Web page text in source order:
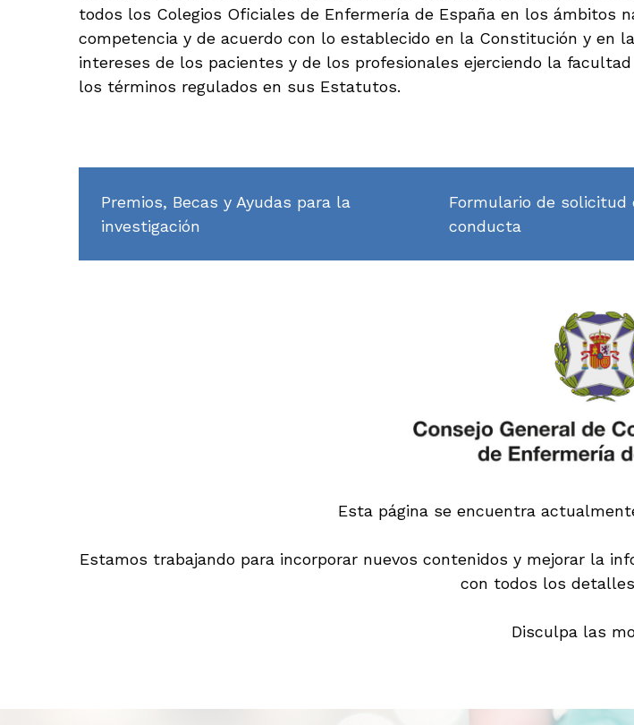
todos los Colegios Oficiales de Enfermería de España en los ámbitos
competencia y de acuerdo con lo establecido en la Constitución y en
intereses de los pacientes y de los profesionales ejerciendo la
los términos regulados en sus Estatutos.
Premios, Becas y Ayudas para la
investigación
Formulario de solicitud
conducta
Esta página se encuentra
Estamos trabajando para incorporar nuevos contenidos y mejorar la
con todos los
Disculpa las